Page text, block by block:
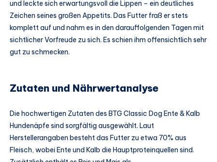
und leckte sich erwartungsvoll die Lippen – ein deutliches
Zeichen seines großen Appetits. Das Futter fraß er stets
komplett auf und nahm es in den darauffolgenden Tagen mit
sichtlicher Vorfreude zu sich. Es schien ihm offensichtlich sehr
gut zu schmecken.
Zutaten und Nährwertanalyse
Die hochwertigen Zutaten des BTG Classic Dog Ente & Kalb
Hundenäpfe sind sorgfältig ausgewählt. Laut
Herstellerangaben besteht das Futter zu etwa 70% aus
Fleisch, wobei Ente und Kalb die Hauptproteinquellen sind.